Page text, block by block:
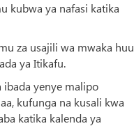
kubwa ya nafasi katika
za usajili wa mwaka huu
ya Itikafu.
yenye malipo
kufunga na kusali kwa
katika kalenda ya